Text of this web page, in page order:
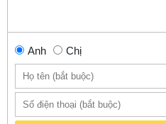
Anh Chị